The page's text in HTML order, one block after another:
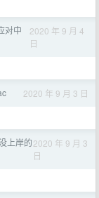
对中
2020 年 9 月 4
日
2020 年 9 月 3 日
上岸的2020 年 9 月 3
日